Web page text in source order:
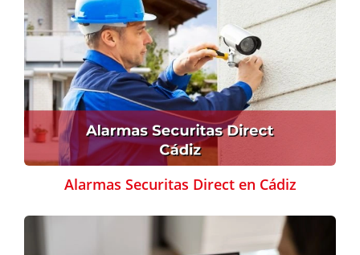
Alarmas Securitas Direct en Cádiz